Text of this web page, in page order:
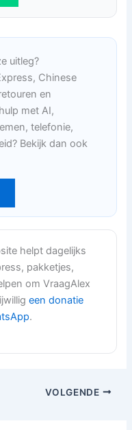
uitleg?
Chinese
en
met AI,
telefonie,
Bekijk dan ook
helpt dagelijks
pakketjes,
om VraagAlex
een donatie
.
VOLGENDE